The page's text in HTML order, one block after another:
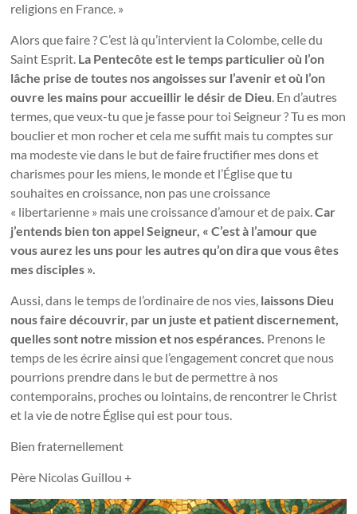
religions en France. »
Alors que faire ? C’est là qu’intervient la Colombe, celle du
Saint Esprit. La Pentecôte est le temps particulier où l’on
lâche prise de toutes nos angoisses sur l’avenir et où l’on
ouvre les mains pour accueillir le désir de Dieu. En d’autres
termes, que veux-tu que je fasse pour toi Seigneur ? Tu es mon
bouclier et mon rocher et cela me suffit mais tu comptes sur
ma modeste vie dans le but de faire fructifier mes dons et
charismes pour les miens, le monde et l’Église que tu
souhaites en croissance, non pas une croissance
« libertarienne » mais une croissance d’amour et de paix.Car
j’entends bien ton appel Seigneur, « C’est à l’amour que
vous aurez les uns pour les autres qu’on dira que vous êtes
mes disciples ».
Aussi, dans le temps de l’ordinaire de nos vies, laissons Dieu
nous faire découvrir, par un juste et patient discernement,
quelles sont notre mission et nos espérances. Prenons le
temps de les écrire ainsi que l’engagement concret que nous
pourrions prendre dans le but de permettre à nos
contemporains, proches ou lointains, de rencontrer le Christ
et la vie de notre Église qui est pour tous.
Bien fraternellement
Père Nicolas Guillou +